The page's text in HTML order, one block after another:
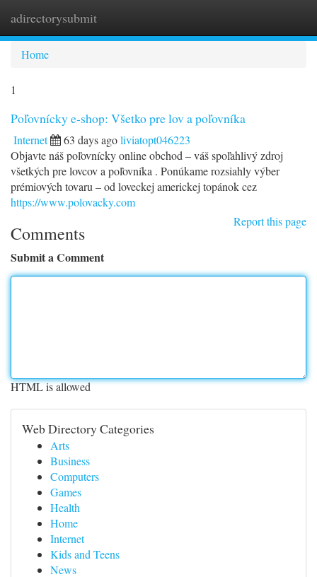
adirectorysubmit
Home
1
Poľovnícky e-shop: Všetko pre lov a poľovníka
Internet 63 days agoliviatopt046223
Objavte náš poľovnícky online obchod – váš spoľahlivý zdroj
všetkých pre lovcov a poľovníka . Ponúkame rozsiahly výber
prémiových tovaru – od loveckej americkej topánok cez
https://www.polovacky.com
Report this page
Comments
Submit a Comment
HTML is allowed
Web Directory Categories
Arts
Business
Computers
Games
Health
Home
Internet
Kids and Teens
News